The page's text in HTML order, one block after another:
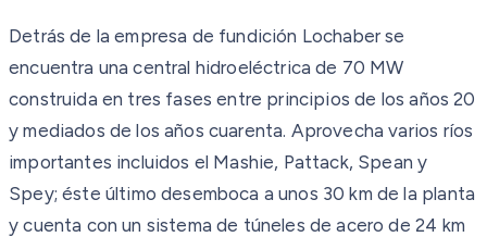
Detrás de la empresa de fundición Lochaber se
encuentra una central hidroeléctrica de 70 MW
construida en tres fases entre principios de los años 20
y mediados de los años cuarenta. Aprovecha varios ríos
importantes incluidos el Mashie, Pattack, Spean y
Spey; éste último desemboca a unos 30 km de la planta
y cuenta con un sistema de túneles de acero de 24 km